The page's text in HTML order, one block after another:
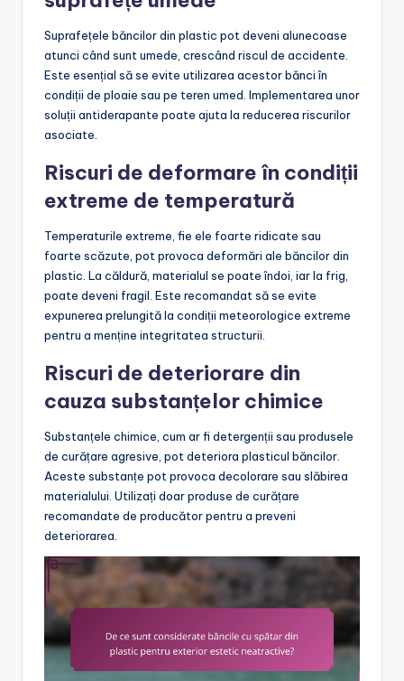
Suprafețele băncilor din plastic pot deveni alunecoase
atunci când sunt umede, crescând riscul de accidente.
Este esențial să se evite utilizarea acestor bănci în
condiții de ploaie sau pe teren umed. Implementarea unor
soluții antiderapante poate ajuta la reducerea riscurilor
asociate.
Riscuri de deformare în condiții
extreme de temperatură
Temperaturile extreme, fie ele foarte ridicate sau
foarte scăzute, pot provoca deformări ale băncilor din
plastic. La căldură, materialul se poate îndoi, iar la frig,
poate deveni fragil. Este recomandat să se evite
expunerea prelungită la condiții meteorologice extreme
pentru a menține integritatea structurii.
Riscuri de deteriorare din
cauza substanțelor chimice
Substanțele chimice, cum ar fi detergenții sau produsele
de curățare agresive, pot deteriora plasticul băncilor.
Aceste substanțe pot provoca decolorare sau slăbirea
materialului. Utilizați doar produse de curățare
recomandate de producător pentru a preveni
deteriorarea.